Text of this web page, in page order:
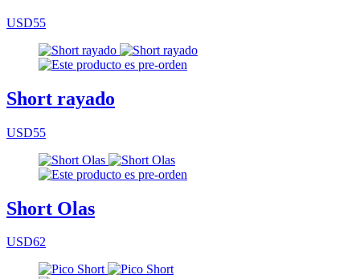
USD55
Short rayado
USD55
Short Olas
USD62